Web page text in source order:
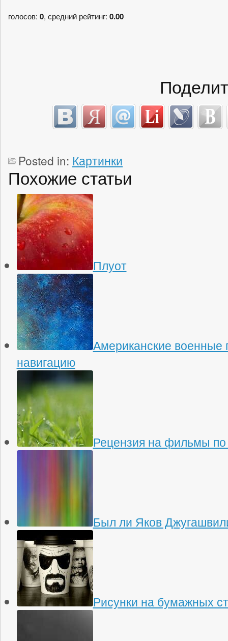
голосов: 0, средний рейтинг: 0.00
Posted in: Картинки
Похожие статьи
Плуот
Американские военные
навигацию
Рецензия на фильмы по
Был ли Яков
Рисунки на бумажных